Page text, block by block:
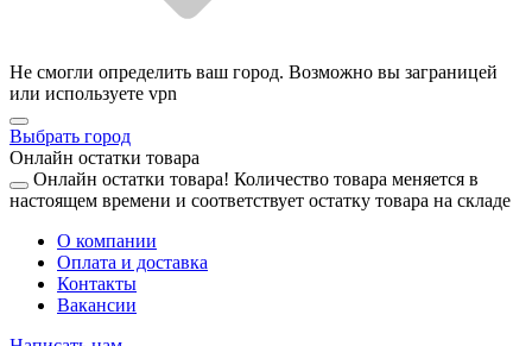
Не смогли определить ваш город. Возможно вы заграницей
или используете vpn
Выбрать город
Онлайн остатки товара
Онлайн остатки товара! Количество товара меняется в
настоящем времени и соответствует остатку товара на складе
О компании
Оплата и доставка
Контакты
Вакансии